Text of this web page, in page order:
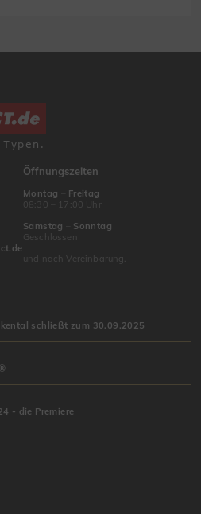
Öffnungszeiten
Montag
Freitag
08:30 – 17:00 Uhr
Samstag
Sonntag
Geschlossen
und nach Vereinbarung.
schließt zum 30.09.2025
- die Premiere